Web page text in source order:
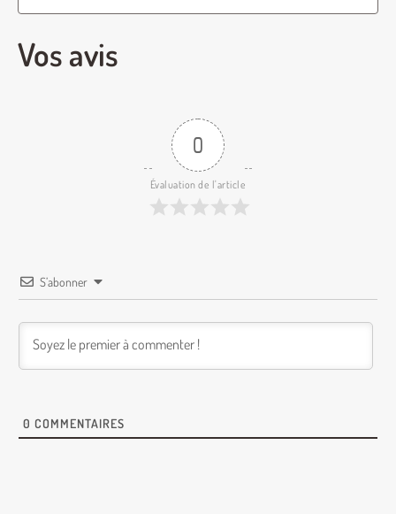
Vos avis
0
Évaluation de l'article
S’abonner
0 COMMENTAIRES